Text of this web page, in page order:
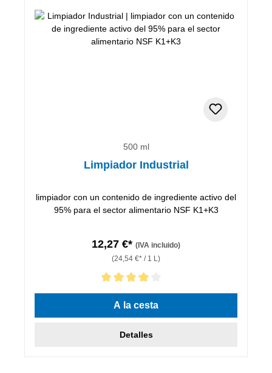
500 ml
Limpiador Industrial
limpiador con un contenido de ingrediente activo del
95% para el sector alimentario NSF K1+K3
12,27 €* (IVA incluido)
(24,54 €* / 1 L)
Calificación promedio de 4 de 5 estrellas
A la cesta
Detalles